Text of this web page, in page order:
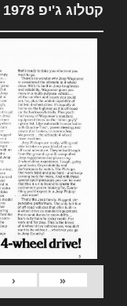
קטלוג ג'יפ 1978
«
‹